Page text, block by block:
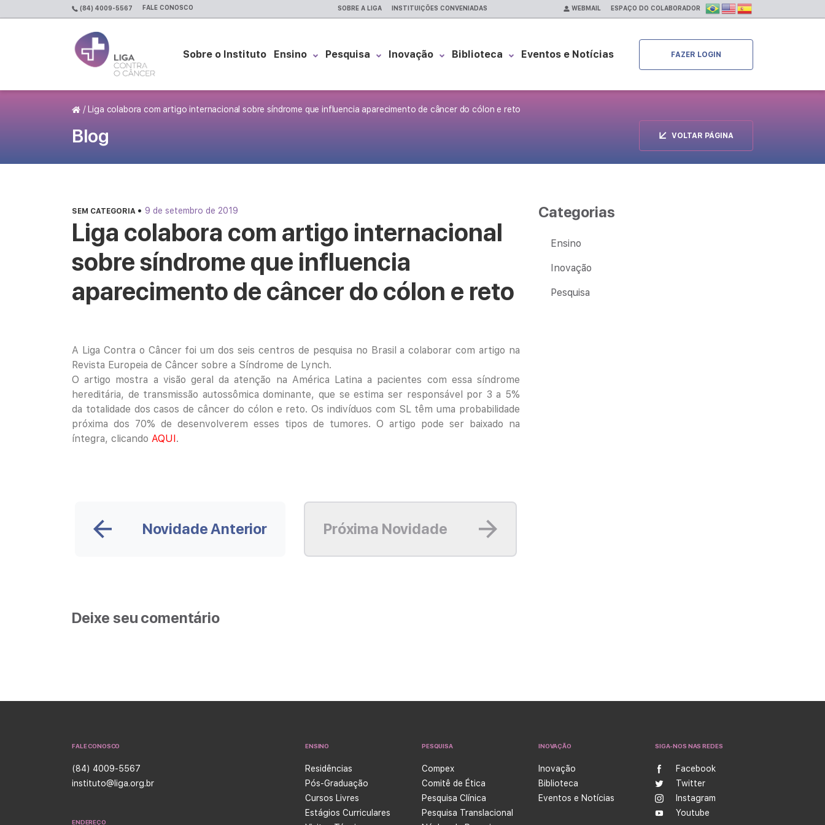
(84) 4009-5567 FALE CONOSCO SOBRE A LIGA INSTITUIÇÕES CONVENIADAS WEBMAIL ESPAÇO DO COLABORADOR
Sobre o Instituto Ensino Pesquisa Inovação Biblioteca Eventos e Notícias FAZER LOGIN
Página Inicial
/ Liga colabora com artigo internacional sobre síndrome que influencia aparecimento de câncer do cólon e reto
Blog VOLTAR PÁGINA
SEM CATEGORIA • 9 de setembro de 2019
Liga colabora com artigo internacional
sobre síndrome que influencia
aparecimento de câncer do cólon e reto
A Liga Contra o Câncer foi um dos seis centros de pesquisa no Brasil a colaborar com artigo na
Revista Europeia de Câncer sobre a Síndrome de Lynch.
O artigo mostra a visão geral da atenção na América Latina a pacientes com essa síndrome
hereditária, de transmissão autossômica dominante, que se estima ser responsável por 3 a 5%
da totalidade dos casos de câncer do cólon e reto. Os indivíduos com SL têm uma probabilidade
próxima dos 70% de desenvolverem esses tipos de tumores. O artigo pode ser baixado na
íntegra, clicando AQUI.
Novidade Anterior Próxima Novidade
Deixe seu comentário
Categorias
Ensino
Inovação
Pesquisa
FALE CONOSCO
(84) 4009-5567
instituto@liga.org.br
ENDEREÇO
ENSINO
Residências
Pós-Graduação
Cursos Livres
Estágios Curriculares
PESQUISA
Compex
Comitê de Ética
Pesquisa Clínica
Pesquisa Translacional
INOVAÇÃO
Inovação
Biblioteca
Eventos e Notícias
SIGA-NOS NAS REDES
Facebook
Twitter
Instagram
Youtube